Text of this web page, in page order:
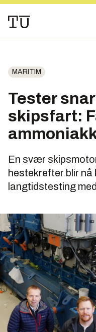
MARITIM
Tester
skipsfart:
En svær
hestekrefter blir
langtidstesting